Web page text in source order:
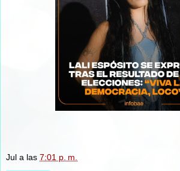
Jul a las 7:01 p. m.